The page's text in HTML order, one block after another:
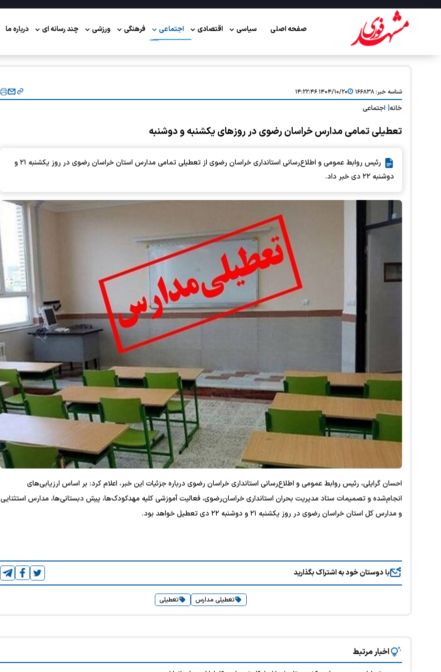
صفحه اصلی سیاسی اقتصادی اجتماعی فرهنگی ورزشی چند رسانه ای درباره ما
شناسه خبر:۱۶۶۸۳۸ ۱۴۰۴/۱۰/۲۰ ۱۴:۲۲:۴۶
خانه اجتماعی
تعطیلی تمامی مدارس خراسان رضوی در روزهای یکشنبه و دوشنبه
رئیس روابط عمومی و اطلاع‌رسانی استانداری خراسان رضوی از تعطیلی تمامی مدارس استان خراسان رضوی در روز یکشنبه ۲۱ و
دوشنبه ۲۲ دی‌ خبر داد.
احسان گرایلی، رئیس روابط عمومی و اطلاع‌رسانی استانداری خراسان رضوی درباره جزئیات این خبر، اعلام کرد: بر اساس ارزیابی‌های
انجام‌شده و تصمیمات ستاد مدیریت بحران استانداری خراسان‌رضوی، فعالیت آموزشی کلیه مهدکودک‌ها، پیش دبستانی‌ها، مدارس استثنایی
و مدارس کل استان خراسان رضوی در روز یکشنبه ۲۱ و دوشنبه ۲۲ دی‌ تعطیل خواهد بود.
با دوستان خود به اشتراک بگذارید
تعطیلی مدارس تعطیلی
اخبار مرتبط